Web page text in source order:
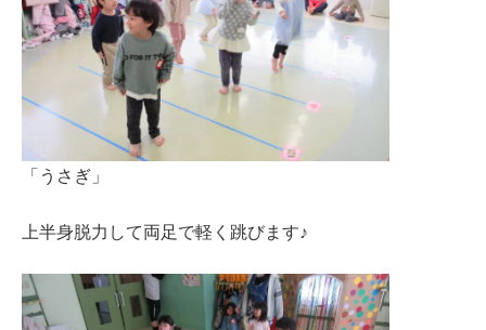
「うさぎ」
上半身脱力して両足で軽く跳びます♪